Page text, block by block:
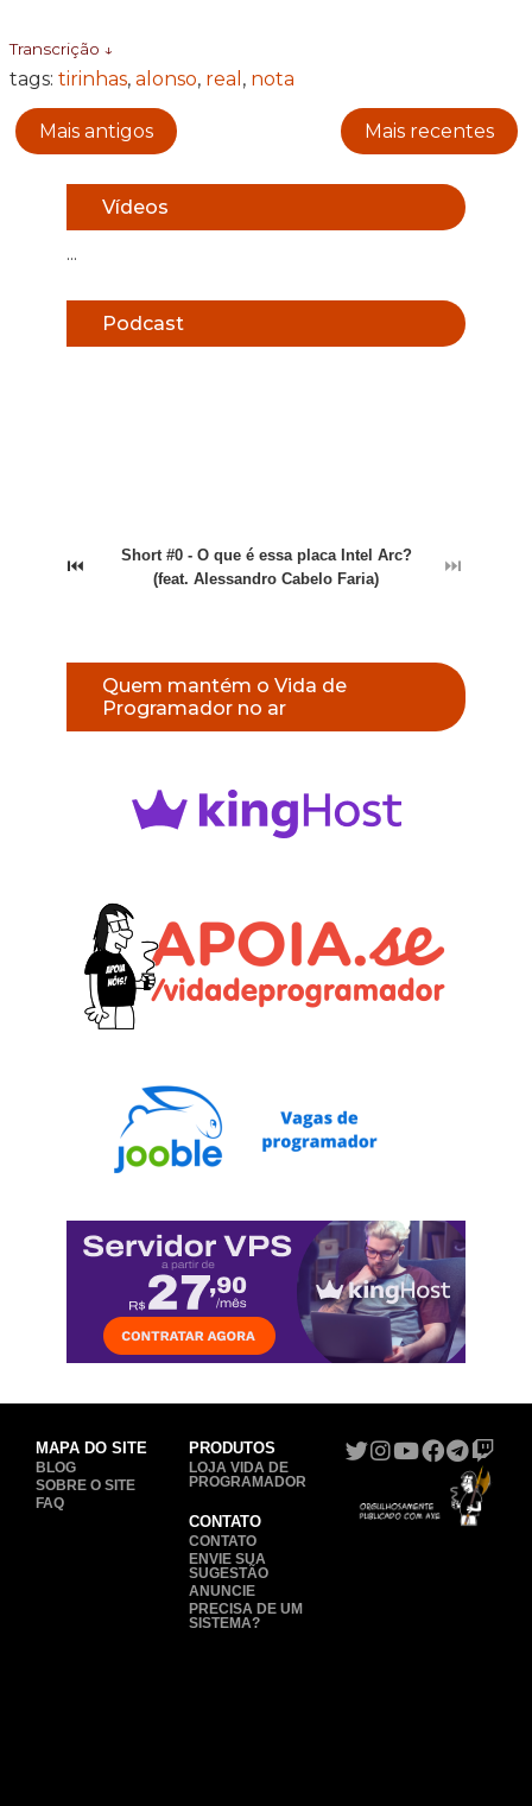
Transcrição ↓
tags: tirinhas, alonso, real , nota
Mais antigos Mais recentes
Vídeos
...
Podcast
⏮
Short #0 - O que é essa placa Intel Arc?
(feat. Alessandro Cabelo Faria)
⏭
Quem mantém o Vida de
Programador no ar
MAPA DO SITE
BLOG
SOBRE O SITE
FAQ
PRODUTOS
LOJA VIDA DE
PROGRAMADOR
CONTATO
CONTATO
ENVIE SUA
SUGESTÃO
ANUNCIE
PRECISA DE UM
SISTEMA?